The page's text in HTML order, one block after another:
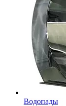
Водопады